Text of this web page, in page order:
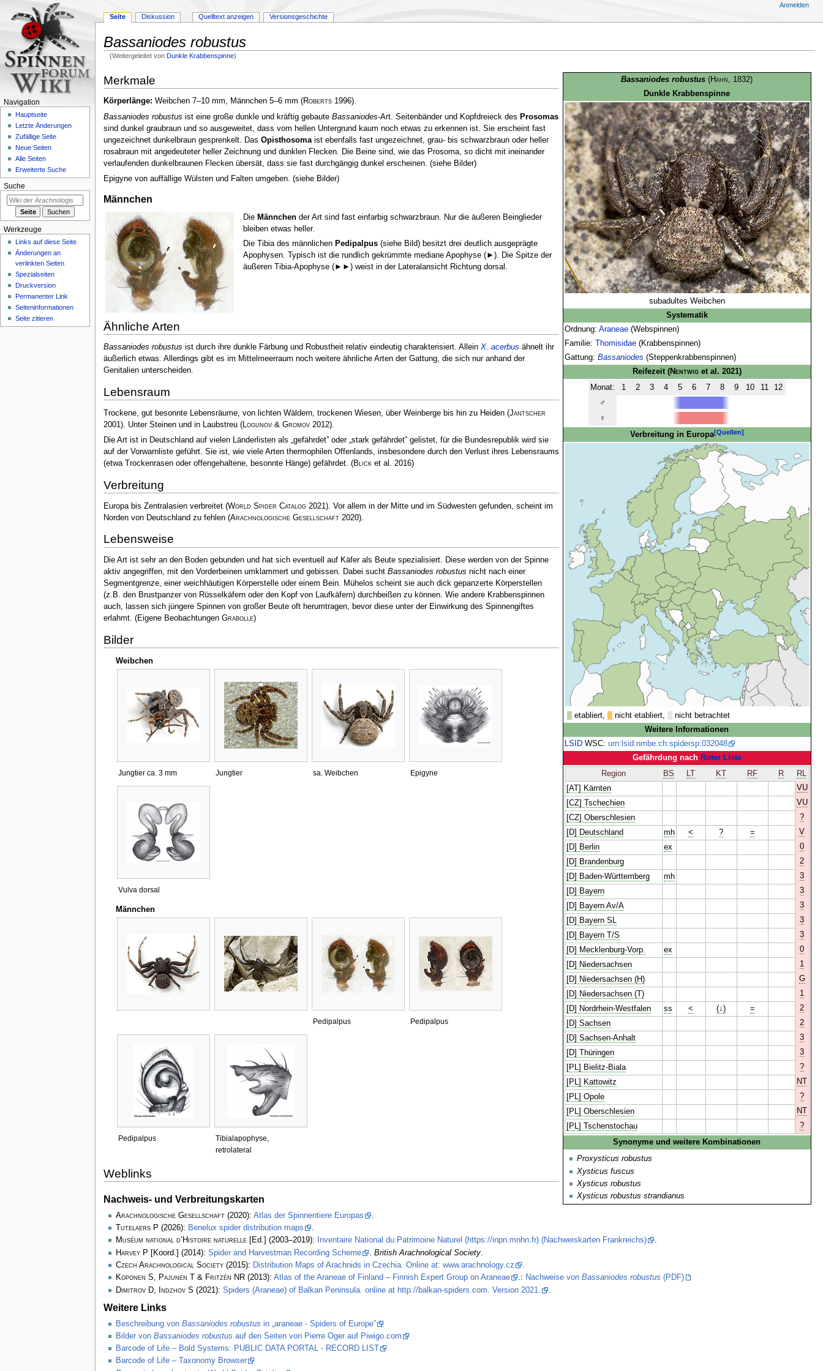
Bassaniodes robustus
(Weitergeleitet von Dunkle Krabbenspinne)
Navigation
springen
Suche
springen
Bassaniodes robustus (Hahn, 1832)
Dunkle Krabbenspinne
subadultes Weibchen
Systematik
Ordnung: Araneae(Webspinnen)
Familie:
Thomisidae(Krabbenspinnen)
Gattung: Bassaniodes (Steppenkrabbenspinnen)
Reifezeit (Nentwiget al. 2021)
Monat:
1 2 3 4 5 6 7 8 9 10 11
12
♂
♀
Verbreitung in Europa[Quellen]
etabliert, nicht etabliert,
nicht betrachtet
Weitere Informationen
LSIDWSC: urn:lsid:nmbe.ch:spidersp:032048
Gefährdung nach Roter Liste
Region
BS LT KT RF R
RL
[AT] Kärnten
VU
[CZ] Tschechien
VU
[CZ] Oberschlesien
?
[D] Deutschland
mh < ? =
V
[D] Berlin
ex
0
[D] Brandenburg
2
[D] Baden-Württemberg
mh
3
[D] Bayern
3
[D] Bayern Av/A
3
[D] Bayern SL
3
[D] Bayern T/S
3
[D] Mecklenburg-Vorp.
ex
0
[D] Niedersachsen
1
[D] Niedersachsen (H)
G
[D] Niedersachsen (T)
1
[D] Nordrhein-Westfalen
ss < (↓) =
2
[D] Sachsen
2
[D] Sachsen-Anhalt
3
[D] Thüringen
3
[PL] Bielitz-Biala
?
[PL] Kattowitz
NT
[PL] Opole
?
[PL] Oberschlesien
NT
[PL] Tschenstochau
?
Synonyme und weitere Kombinationen
Proxysticus robustus
Xysticus fuscus
Xysticus robustus
Xysticus robustus strandianus
Merkmale
Körperlänge: Weibchen 7–10 mm, Männchen 5–6 mm (Roberts1996).
Bassaniodes robustus ist eine große dunkle und kräftig gebaute Bassaniodes-Art. Seitenbänder und Kopfdreieck des Prosomas
sind dunkel graubraun und so ausgeweitet, dass vom hellen Untergrund kaum noch etwas zu erkennen ist. Sie erscheint fast
ungezeichnet dunkelbraun gesprenkelt. Das Opisthosomaist ebenfalls fast ungezeichnet, grau- bis schwarzbraun oder heller
rosabraun mit angedeuteter heller Zeichnung und dunklen Flecken. Die Beine sind, wie das Prosoma, so dicht mit ineinander
verlaufenden dunkelbraunen Flecken übersät, dass sie fast durchgängig dunkel erscheinen. (siehe Bilder)
Epigyne von auffällige Wülsten und Falten umgeben. (siehe Bilder)
Männchen
Die Männchen der Art sind fast einfarbig schwarzbraun. Nur die äußeren Beinglieder
bleiben etwas heller.
Die Tibia des männlichen Pedipalpus (siehe Bild) besitzt drei deutlich ausgeprägte
Apophysen. Typisch ist die rundlich gekrümmte mediane Apophyse (►). Die Spitze der
äußeren Tibia-Apophyse (►►) weist in der Lateralansicht Richtung dorsal.
Ähnliche Arten
Bassaniodes robustus ist durch ihre dunkle Färbung und Robustheit relativ eindeutig charakterisiert. Allein X. acerbus ähnelt ihr
äußerlich etwas. Allerdings gibt es im Mittelmeerraum noch weitere ähnliche Arten der Gattung, die sich nur anhand der
Genitalien unterscheiden.
Lebensraum
Trockene, gut besonnte Lebensräume, von lichten Wäldern, trockenen Wiesen, über Weinberge bis hin zu Heiden (Jantscher
2001). Unter Steinen und in Laubstreu (Logunov & Gromov2012).
Die Art ist in Deutschland auf vielen Länderlisten als „gefährdet” oder „stark gefährdet” gelistet, für die Bundesrepublik wird sie
auf der Vorwarnliste geführt. Sie ist, wie viele Arten thermophilen Offenlands, insbesondere durch den Verlust ihres Lebensraums
(etwa Trockenrasen oder offengehaltene, besonnte Hänge) gefährdet. (Blicket al. 2016)
Verbreitung
Europa bis Zentralasien verbreitet (World Spider Catalog2021). Vor allem in der Mitte und im Südwesten gefunden, scheint im
Norden von Deutschland zu fehlen (Arachnologische Gesellschaft2020).
Lebensweise
Die Art ist sehr an den Boden gebunden und hat sich eventuell auf Käfer als Beute spezialisiert. Diese werden von der Spinne
aktiv angegriffen, mit den Vorderbeinen umklammert und gebissen. Dabei sucht Bassaniodes robustus nicht nach einer
Segmentgrenze, einer weichhäutigen Körperstelle oder einem Bein. Mühelos scheint sie auch dick gepanzerte Körperstellen
(z.B. den Brustpanzer von Rüsselkäfern oder den Kopf von Laufkäfern) durchbeißen zu können. Wie andere Krabbenspinnen
auch, lassen sich jüngere Spinnen von großer Beute oft herumtragen, bevor diese unter der Einwirkung des Spinnengiftes
erlahmt. (Eigene Beobachtungen Grabolle)
Bilder
Weibchen
Jungtier ca. 3 mm Jungtier sa. Weibchen Epigyne
Vulva dorsal
Männchen
Pedipalpus Pedipalpus
Pedipalpus
Tibialapophyse,
retrolateral
Weblinks
Nachweis- und Verbreitungskarten
Arachnologische Gesellschaft(2020): Atlas der Spinnentiere Europas
.
Tutelaers P (2026): Benelux spider distribution maps
.
Muséum national d’Histoire naturelle[Ed.] (2003–2019): Inventaire National du Patrimoine Naturel (https://inpn.mnhn.fr) (Nachweiskarten Frankreichs)
.
Harvey P [Koord.] (2014): Spider and Harvestman Recording Scheme British Arachnological Society.
Czech Arachnological Society(2015): Distribution Maps of Arachnids in Czechia. Online at: www.arachnology.cz
.
Koponen S, Pajunen T & Fritzén NR(2013): Atlas of the Araneae of Finland – Finnish Expert Group on Araneae .: Nachweise von Bassaniodes robustus (PDF)
Dimitrov D, Indzhov S (2021): Spiders (Araneae) of Balkan Peninsula. online at http://balkan-spiders.com. Version 2021.
Weitere Links
Beschreibung von Bassaniodes robustus in „araneae - Spiders of Europe”
Bilder von Bassaniodes robustus auf den Seiten von Pierre Oger auf Piwigo.com
Barcode of Life – Bold Systems: PUBLIC DATA PORTAL - RECORD LIST
Barcode of Life – Taxonomy Browser
Seite Diskussion Quelltext anzeigen Versionsgeschichte
Anmelden
Navigation
Hauptseite
Letzte Änderungen
Zufällige Seite
Neue Seiten
Alle Seiten
Erweiterte Suche
Suche
Werkzeuge
Links auf diese Seite
Änderungen an
verlinkten Seiten
Spezialseiten
Druckversion
Permanenter Link
Seiten­­informationen
Seite zitieren